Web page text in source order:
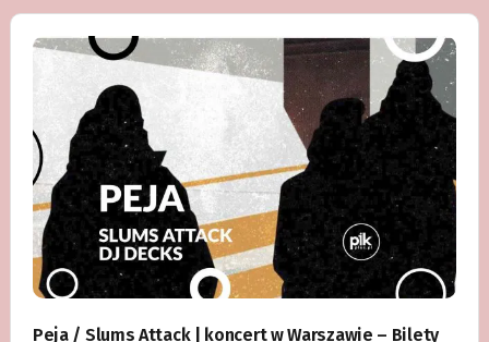
Peja / Slums Attack | koncert w Warszawie – Bilety